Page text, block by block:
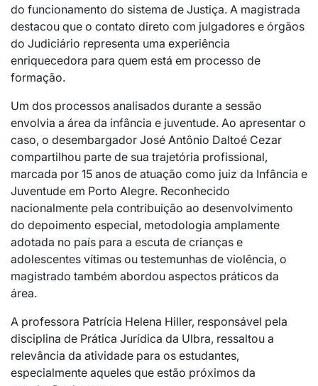
do funcionamento do sistema de Justiça. A magistrada
destacou que o contato direto com julgadores e órgãos
do Judiciário representa uma experiência
enriquecedora para quem está em processo de
formação.
Um dos processos analisados durante a sessão
envolvia a área da infância e juventude. Ao apresentar o
caso, o desembargador José Antônio Daltoé Cezar
compartilhou parte de sua trajetória profissional,
marcada por 15 anos de atuação como juiz da Infância e
Juventude em Porto Alegre. Reconhecido
nacionalmente pela contribuição ao desenvolvimento
do depoimento especial, metodologia amplamente
adotada no país para a escuta de crianças e
adolescentes vítimas ou testemunhas de violência, o
magistrado também abordou aspectos práticos da
área.
A professora Patrícia Helena Hiller, responsável pela
disciplina de Prática Jurídica da Ulbra, ressaltou a
relevância da atividade para os estudantes,
especialmente aqueles que estão próximos da